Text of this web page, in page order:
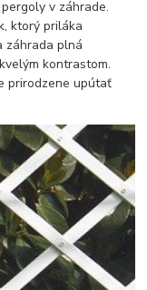
v záhrade.
ktorý priláka
záhrada plná
kontrastom.
prirodzene upútať